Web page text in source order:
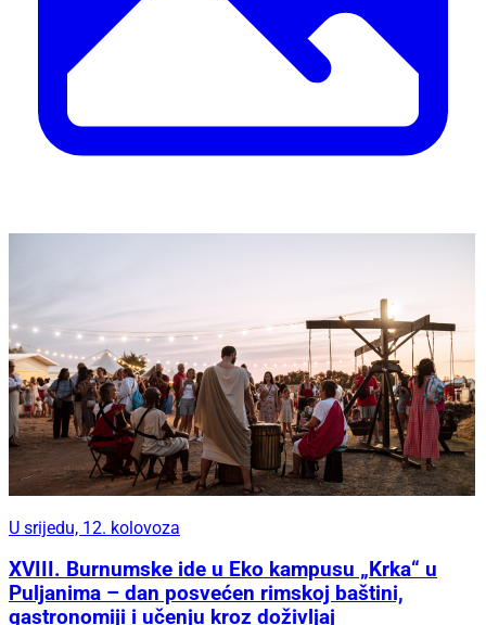
U srijedu, 12. kolovoza
XVIII. Burnumske ide u Eko kampusu „Krka“ u
Puljanima – dan posvećen rimskoj baštini,
gastronomiji i učenju kroz doživljaj